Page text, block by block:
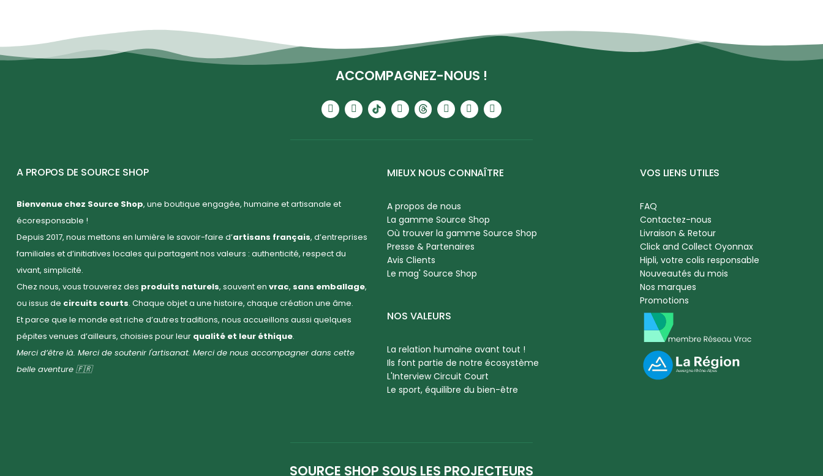
ACCOMPAGNEZ-NOUS !
A PROPOS DE SOURCE SHOP
Bienvenue chez Source Shop, une boutique engagée, humaine et artisanale et
écoresponsable !
Depuis 2017, nous mettons en lumière le savoir-faire d’artisans français, d’entreprises
familiales et d’initiatives locales qui partagent nos valeurs : authenticité, respect du
vivant, simplicité.
Chez nous, vous trouverez des produits naturels, souvent en vrac, sans emballage,
ou issus de circuits courts. Chaque objet a une histoire, chaque création une âme.
Et parce que le monde est riche d’autres traditions, nous accueillons aussi quelques
pépites venues d’ailleurs, choisies pour leur qualité et leur éthique.
Merci d’être là. Merci de soutenir l'artisanat. Merci de nous accompagner dans cette
belle aventure 🇫🇷
MIEUX NOUS CONNAÎTRE
A propos de nous
La gamme Source Shop
Où trouver la gamme Source Shop
Presse & Partenaires
Avis Clients
Le mag' Source Shop
NOS VALEURS
La relation humaine avant tout !
Ils font partie de notre écosystème
L'Interview Circuit Court
Le sport, équilibre du bien-être
VOS LIENS UTILES
FAQ
Contactez-nous
Livraison & Retour
Click and Collect Oyonnax
Hipli, votre colis responsable
Nouveautés du mois
Nos marques
Promotions
SOURCE SHOP SOUS LES PROJECTEURS